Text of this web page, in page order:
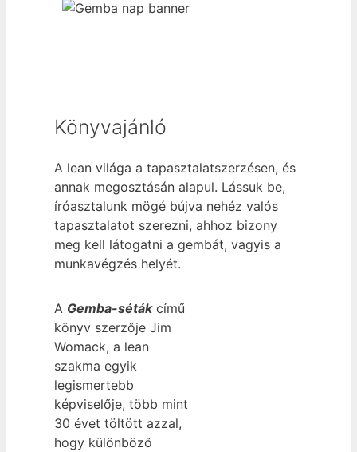
Könyvajánló
A lean világa a tapasztalatszerzésen, és
annak megosztásán alapul. Lássuk be,
íróasztalunk mögé bújva nehéz valós
tapasztalatot szerezni, ahhoz bizony
meg kell látogatni a gembát, vagyis a
munkavégzés helyét.
A Gemba-sétákcímű
könyv szerzője Jim
Womack, a lean
szakma egyik
legismertebb
képviselője, több mint
30 évet töltött azzal,
hogy különböző